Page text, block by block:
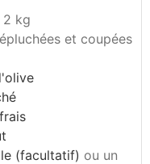
2 kg
épluchées et coupées
(facultatif) ou un